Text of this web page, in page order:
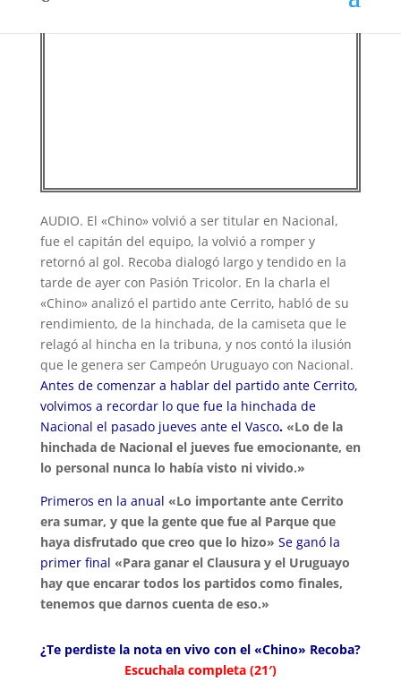
AUDIO. El «Chino» volvió a ser titular en Nacional,
fue el capitán del equipo, la volvió a romper y
retornó al gol. Recoba dialogó largo y tendido en la
tarde de ayer con Pasión Tricolor. En la charla el
«Chino» analizó el partido ante Cerrito, habló de su
rendimiento, de la hinchada, de la camiseta que le
relagó al hincha en la tribuna, y nos contó la ilusión
que le genera ser Campeón Uruguayo con Nacional.
Antes de comenzar a hablar del partido ante Cerrito,
volvimos a recordar lo que fue la hinchada de
Nacional el pasado jueves ante el Vasco.«Lo de la
hinchada de Nacional el jueves fue emocionante, en
lo personal nunca lo había visto ni vivido.»
Primeros en la anual «Lo importante ante Cerrito
era sumar, y que la gente que fue al Parque que
haya disfrutado que creo que lo hizo» Se ganó la
primer final «Para ganar el Clausura y el Uruguayo
hay que encarar todos los partidos como finales,
tenemos que darnos cuenta de eso.»
¿Te perdiste la nota en vivo con el «Chino» Recoba?
Escuchala completa (21′)